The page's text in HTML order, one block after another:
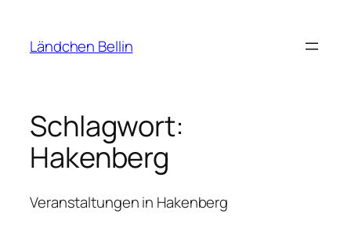
springen
Ländchen Bellin
Schlagwort:
Hakenberg
Veranstaltungen in Hakenberg